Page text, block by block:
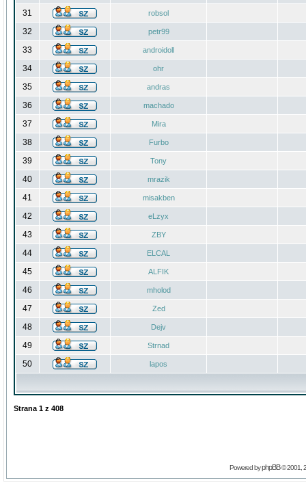
31 robsol
32 petr99
33 androidoll
34 ohr
35 andras
36 machado
37 Mira
38 Furbo
39 Tony
40 mrazik
41 misakben
42 eLzyx
43 ZBY
44 ELCAL
45 ALFIK
46 mholod
47 Zed
48 Dejv
49 Strnad
50 lapos
Strana 1 z 408
Powered byphpBB© 2001,